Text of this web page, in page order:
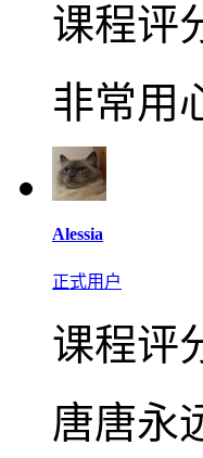
课程评
非常用
Alessia
正式用户
课程评
唐唐永